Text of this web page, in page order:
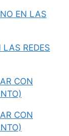
EN LAS
LAS REDES
CON
CON